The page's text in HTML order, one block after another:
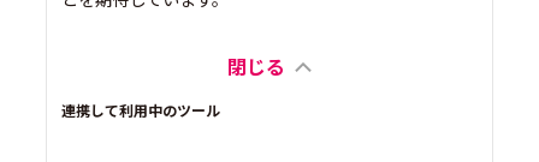
閉じる
連携して利用中のツール